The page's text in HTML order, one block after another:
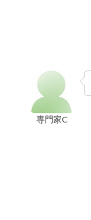
専門家C